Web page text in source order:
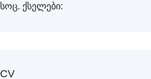
სოც. ქსელები:
CV